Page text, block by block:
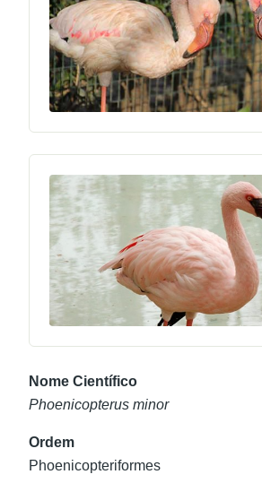
Nome Científico
Phoenicopterus minor
Ordem
Phoenicopteriformes